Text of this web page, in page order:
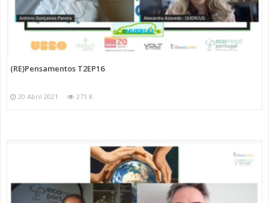
(RE)Pensamentos T2EP16
20 Abril 2021 271 K